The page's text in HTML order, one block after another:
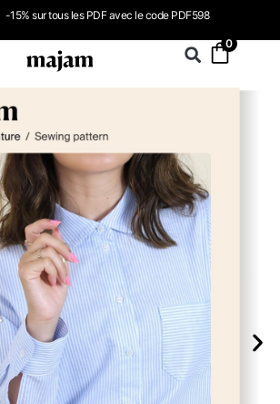
sur tous les PDF avec le code PDF598
0